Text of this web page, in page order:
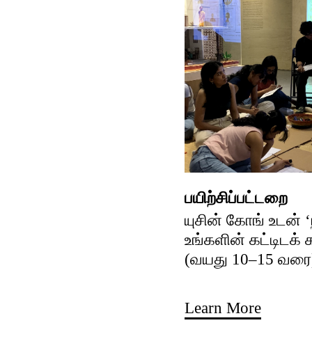
பயிற்சிப்பட்டறை
யுசின் கோங் உடன்
உங்களின் கட்டிடக்
(வயது 10–15
Learn More